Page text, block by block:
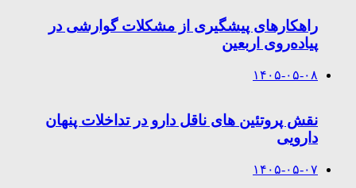
راهکارهای پیشگیری از مشکلات گوارشی در
پیاده‌روی اربعین
۱۴۰۵-۰۵-۰۸
نقش پروتئین های ناقل دارو در تداخلات پنهان
دارویی
۱۴۰۵-۰۵-۰۷